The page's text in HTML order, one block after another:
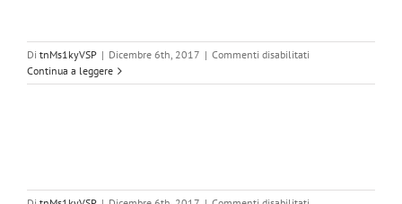
Di tnMs1kyVSP | Dicembre 6th, 2017 | Commenti disabilitati
terra
Continua a leggere